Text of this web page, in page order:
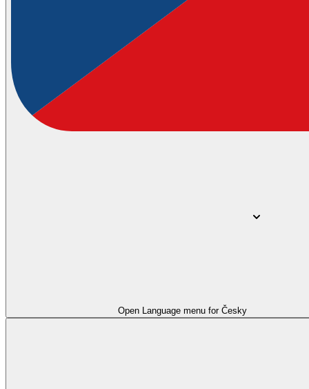
Open Language menu for Česky